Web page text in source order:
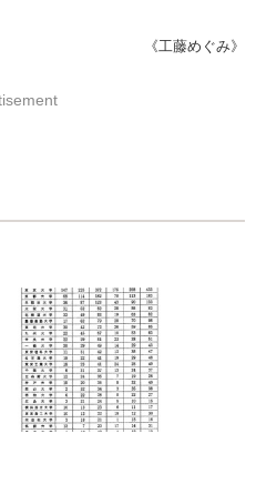
《工藤めぐみ》